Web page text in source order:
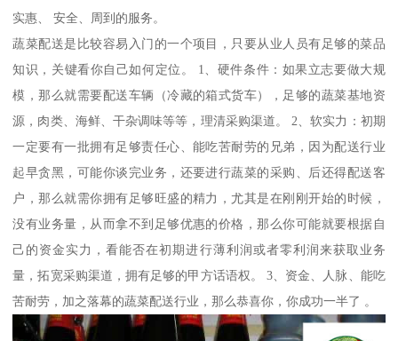
实惠、 安全、周到的服务。
蔬菜配送是比较容易入门的一个项目，只要从业人员有足够的菜品
知识，关键看你自己如何定位。 1、硬件条件：如果立志要做大规
模，那么就需要配送车辆（冷藏的箱式货车），足够的蔬菜基地资
源，肉类、海鲜、干杂调味等等，理清采购渠道。 2、软实力：初期
一定要有一批拥有足够责任心、能吃苦耐劳的兄弟，因为配送行业
起早贪黑，可能你谈完业务，还要进行蔬菜的采购、后还得配送客
户，那么就需你拥有足够旺盛的精力，尤其是在刚刚开始的时候，
没有业务量，从而拿不到足够优惠的价格，那么你可能就要根据自
己的资金实力，看能否在初期进行薄利润或者零利润来获取业务
量，拓宽采购渠道，拥有足够的甲方话语权。 3、资金、人脉、能吃
苦耐劳，加之落幕的蔬菜配送行业，那么恭喜你，你成功一半了 。